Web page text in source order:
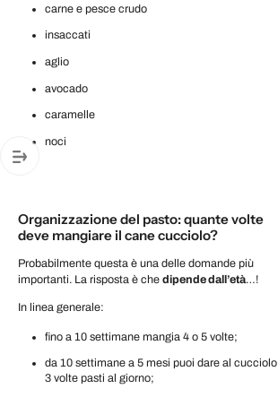
carne e pesce crudo
insaccati
aglio
avocado
caramelle
noci
Organizzazione del pasto: quante volte
deve mangiare il cane cucciolo?
Probabilmente questa è una delle domande più
importanti. La risposta è che dipende dall’età…!
In linea generale:
fino a 10 settimane mangia 4 o 5 volte;
da 10 settimane a 5 mesi puoi dare al cucciolo
3 volte pasti al giorno;